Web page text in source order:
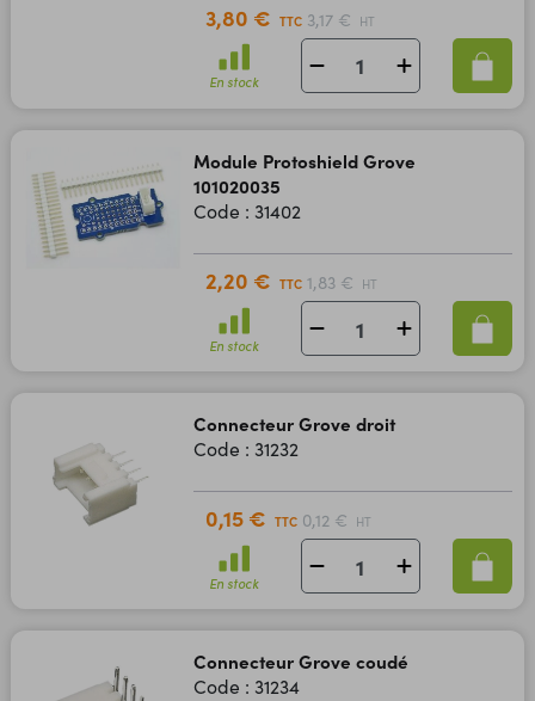
3,80 € TTC 3,17 € HT
En stock
Module Protoshield Grove
101020035
Code : 31402
2,20 € TTC 1,83 € HT
En stock
Connecteur Grove droit
Code : 31232
0,15 € TTC 0,12 € HT
En stock
Connecteur Grove coudé
Code : 31234